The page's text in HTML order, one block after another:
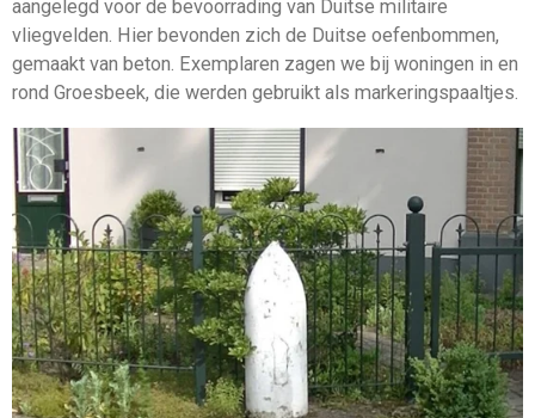
aangelegd voor de bevoorrading van Duitse militaire
vliegvelden. Hier bevonden zich de Duitse oefenbommen,
gemaakt van beton. Exemplaren zagen we bij woningen in en
rond Groesbeek, die werden gebruikt als markeringspaaltjes.